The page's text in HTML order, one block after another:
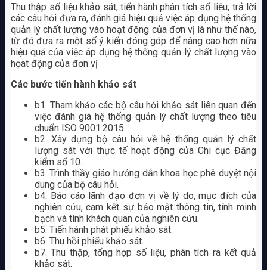
Thu thập số liệu khảo sát, tiến hành phân tích số liệu, trả lời
các câu hỏi đưa ra, đánh giá hiệu quả việc áp dụng hệ thống
quản lý chất lượng vào hoạt động của đơn vị là như thế nào,
từ đó đưa ra một số ý kiến đóng góp để nâng cao hơn nữa
hiệu quả của việc áp dụng hệ thống quản lý chất lượng vào
họat động của đơn vị
Các bước tiến hành khảo sát
b1. Tham khảo các bộ câu hỏi khảo sát liên quan đến
việc đánh giá hệ thống quản lý chất lượng theo tiêu
chuẩn ISO 9001:2015.
b2. Xây dựng bộ câu hỏi về hệ thống quản lý chất
lượng sát với thực tế hoạt động của Chi cục Đăng
kiểm số 10.
b3. Trình thầy giáo hướng dẫn khoa học phê duyệt nội
dung của bộ câu hỏi.
b4. Báo cáo lãnh đạo đơn vị về lý do, mục đích của
nghiên cứu, cam kết sự bảo mật thông tin, tính minh
bạch và tính khách quan của nghiên cứu.
b5. Tiến hành phát phiếu khảo sát.
b6. Thu hồi phiếu khảo sát.
b7. Thu thập, tổng hợp số liệu, phân tích ra kết quả
khảo sát.